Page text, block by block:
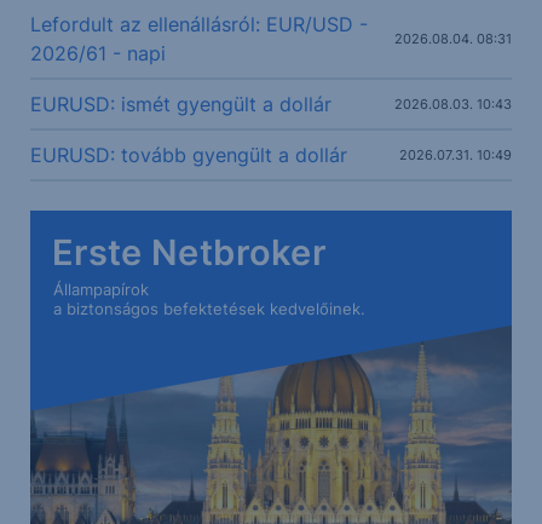
Lefordult az ellenállásról: EUR/USD -
2026/61 - napi
2026.08.04. 08:31
EURUSD: ismét gyengült a dollár 2026.08.03. 10:43
EURUSD: tovább gyengült a dollár 2026.07.31. 10:49
Erste Netbroker
Állampapírok
a biztonságos befektetések kedvelőinek.